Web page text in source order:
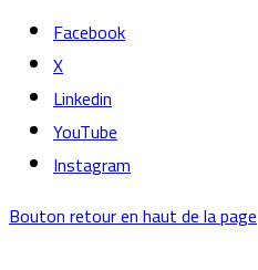
Facebook
X
Linkedin
YouTube
Instagram
Bouton retour en haut de la page